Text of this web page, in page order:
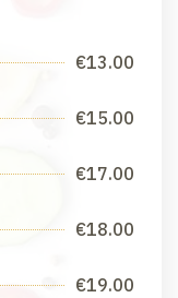
€13.00
€15.00
€17.00
€18.00
€19.00